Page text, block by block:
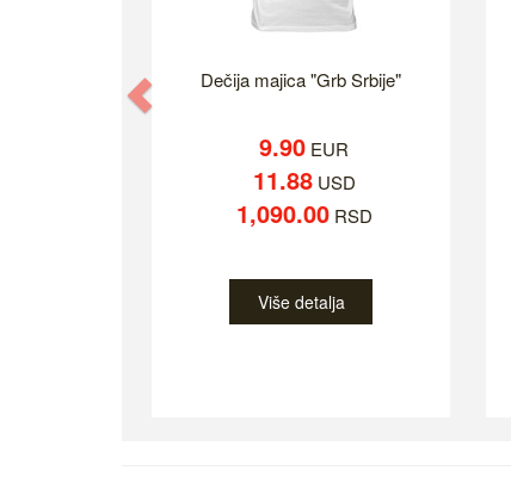
Dečija majica "Grb Srbije"
9.90 EUR
11.88USD
1,090.00RSD
Više detalja
Previous